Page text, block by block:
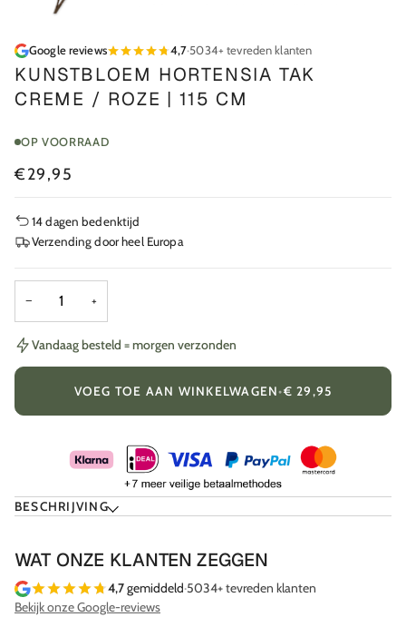
Google reviews 4,7·5034+ tevreden klanten
KUNSTBLOEM HORTENSIA TAK
CREME / ROZE | 115 CM
OP VOORRAAD
€29,95
14 dagen bedenktijd
Verzending door heel Europa
− +
Vandaag besteld = morgen verzonden
VOEG TOE AAN WINKELWAGEN•€ 29,95
BESCHRIJVING
WAT ONZE KLANTEN ZEGGEN
4,7gemiddeld·5034+ tevreden klanten
Bekijk onze Google-reviews